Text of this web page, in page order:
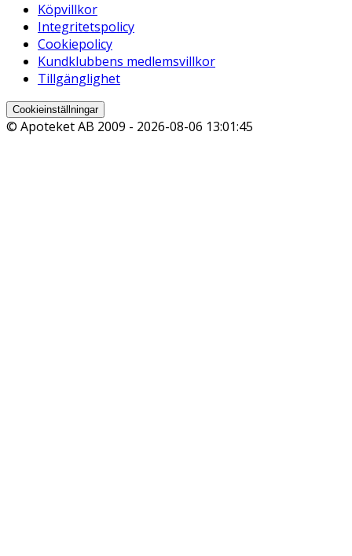
Köpvillkor
Integritetspolicy
Cookiepolicy
Kundklubbens medlemsvillkor
Tillgänglighet
Cookieinställningar
© Apoteket AB 2009 - 2026-08-06 13:01:45